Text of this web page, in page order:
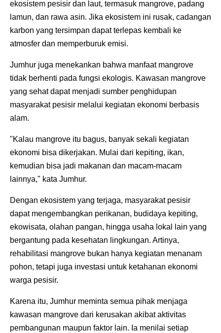
ekosistem pesisir dan laut, termasuk mangrove, padang
lamun, dan rawa asin. Jika ekosistem ini rusak, cadangan
karbon yang tersimpan dapat terlepas kembali ke
atmosfer dan memperburuk emisi.
Jumhur juga menekankan bahwa manfaat mangrove
tidak berhenti pada fungsi ekologis. Kawasan mangrove
yang sehat dapat menjadi sumber penghidupan
masyarakat pesisir melalui kegiatan ekonomi berbasis
alam.
"Kalau mangrove itu bagus, banyak sekali kegiatan
ekonomi bisa dikerjakan. Mulai dari kepiting, ikan,
kemudian bisa jadi makanan dan macam-macam
lainnya," kata Jumhur.
Dengan ekosistem yang terjaga, masyarakat pesisir
dapat mengembangkan perikanan, budidaya kepiting,
ekowisata, olahan pangan, hingga usaha lokal lain yang
bergantung pada kesehatan lingkungan. Artinya,
rehabilitasi mangrove bukan hanya kegiatan menanam
pohon, tetapi juga investasi untuk ketahanan ekonomi
warga pesisir.
Karena itu, Jumhur meminta semua pihak menjaga
kawasan mangrove dari kerusakan akibat aktivitas
pembangunan maupun faktor lain. Ia menilai setiap